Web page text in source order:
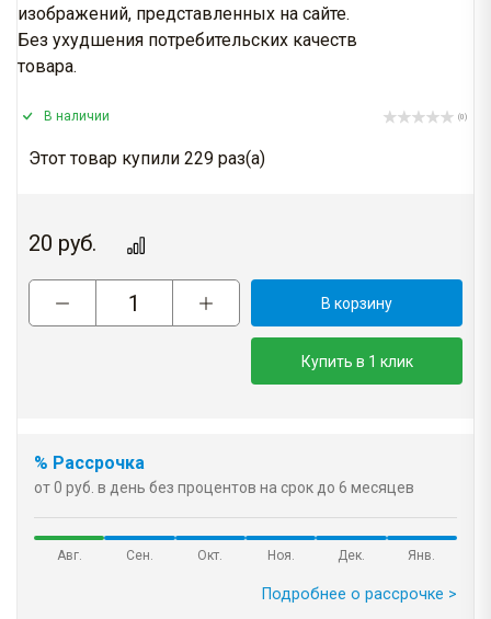
изображений, представленных на сайте.
Без ухудшения потребительских качеств
товара.
В наличии (0)
Этот товар купили 229 раз(a)
20 руб.
В корзину
Купить в 1 клик
% Рассрочка
от 0 руб. в день без процентов на срок до 6 месяцев
Авг. Сен. Окт. Ноя. Дек. Янв.
Подробнее о рассрочке >